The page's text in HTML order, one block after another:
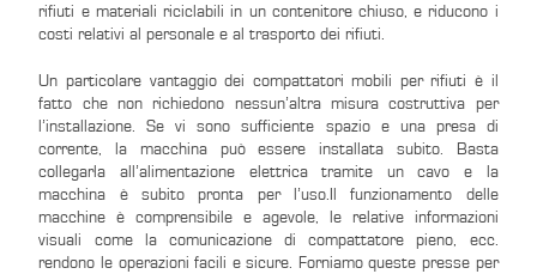
rifiuti e materiali riciclabili in un contenitore chiuso, e riducono i
costi relativi al personale e al trasporto dei rifiuti.
Un particolare vantaggio dei compattatori mobili per rifiuti è il
fatto che non richiedono nessun’altra misura costruttiva per
l’installazione. Se vi sono sufficiente spazio e una presa di
corrente, la macchina può essere installata subito. Basta
collegarla all’alimentazione elettrica tramite un cavo e la
macchina è subito pronta per l’uso.Il funzionamento delle
macchine è comprensibile e agevole, le relative informazioni
visuali come la comunicazione di compattatore pieno, ecc.
rendono le operazioni facili e sicure. Forniamo queste presse per